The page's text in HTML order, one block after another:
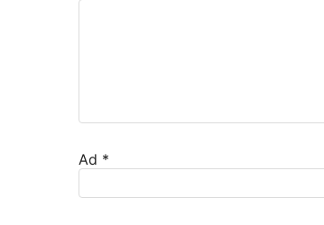
Ad *